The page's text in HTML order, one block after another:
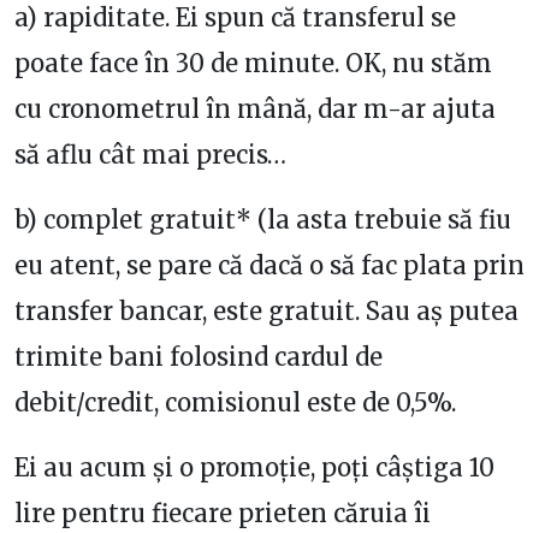
a) rapiditate. Ei spun că transferul se
poate face în 30 de minute. OK, nu stăm
cu cronometrul în mână, dar m-ar ajuta
să aflu cât mai precis…
b) complet gratuit* (la asta trebuie să fiu
eu atent, se pare că dacă o să fac plata prin
transfer bancar, este gratuit. Sau aș putea
trimite bani folosind cardul de
debit/credit, comisionul este de 0,5%.
Ei au acum și o promoție, poți câștiga 10
lire pentru fiecare prieten căruia îi